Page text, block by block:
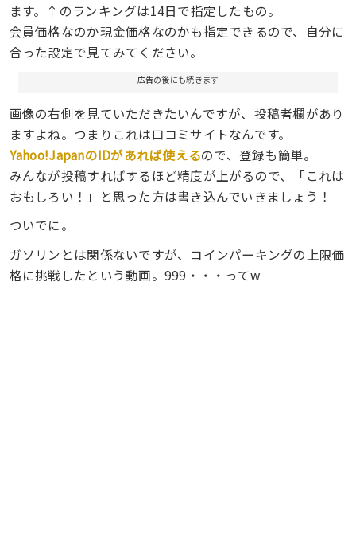
ます。↑のランキングは14日で指定したもの。
会員価格なのか現金価格なのかも指定できるので、自分に
合った設定で見てみてください。
広告の後にも続きます
画像の右側を見ていただきたいんですが、投稿者欄があり
ますよね。つまりこれは口コミサイトなんです。
Yahoo!JapanのIDがあれば使えるので、登録も簡単。
みんなが投稿すればするほど精度が上がるので、「これは
おもしろい！」と思った方は書き込んでいきましょう！
ついでに。
ガソリンとは関係ないですが、コインパーキングの上限価
格に挑戦したという動画。999・・・ってw